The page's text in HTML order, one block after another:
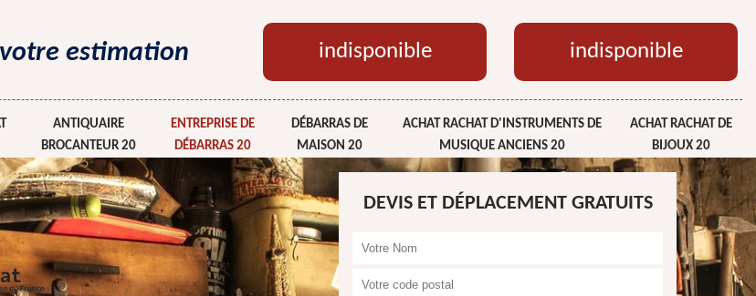
estimation indisponible indisponible
ANTIQUAIRE
BROCANTEUR 20
ENTREPRISE DE
DÉBARRAS 20
DÉBARRAS DE
MAISON 20
ACHAT RACHAT D'INSTRUMENTS DE
MUSIQUE ANCIENS 20
ACHAT RACHAT DE
BIJOUX 20
DEVIS ET DÉPLACEMENT GRATUITS